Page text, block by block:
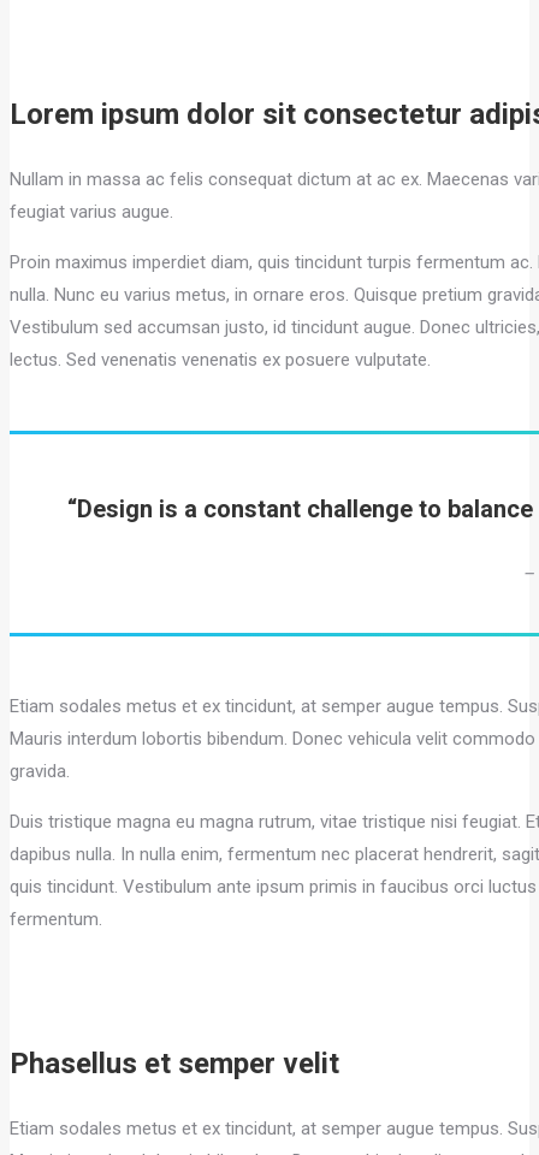
Lorem ipsum dolor sit consectetur
Nullam in massa ac felis consequat dictum at ac ex. Maecenas
feugiat varius augue.
Proin maximus imperdiet diam, quis tincidunt turpis fermentum
nulla. Nunc eu varius metus, in ornare eros. Quisque pretium
Vestibulum sed accumsan justo, id tincidunt augue. Donec
lectus. Sed venenatis venenatis ex posuere vulputate.
“Design is a constant challenge to
–
Etiam sodales metus et ex tincidunt, at semper augue tempus.
Mauris interdum lobortis bibendum. Donec vehicula velit
gravida.
Duis tristique magna eu magna rutrum, vitae tristique nisi feugiat.
dapibus nulla. In nulla enim, fermentum nec placerat hendrerit,
quis tincidunt. Vestibulum ante ipsum primis in faucibus orci
fermentum.
Phasellus et semper velit
Etiam sodales metus et ex tincidunt, at semper augue tempus.